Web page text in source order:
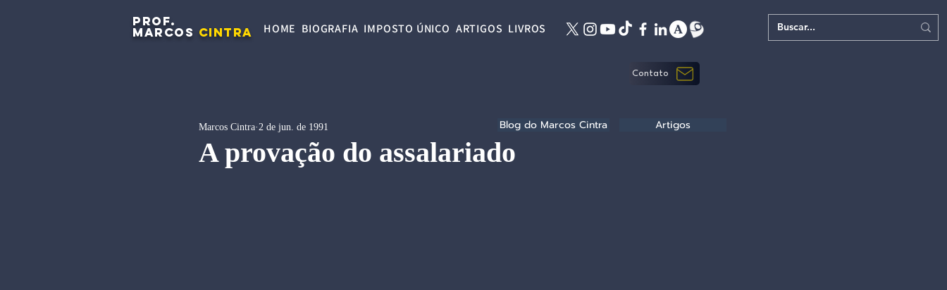
PROF.
MARCOS CINTRA HOME BIOGRAFIA IMPOSTO ÚNICO ARTIGOS LIVROS
Contato
A provação do assalariado
Marcos Cintra 2 de jun. de 1991 Blog do Marcos Cintra Artigos